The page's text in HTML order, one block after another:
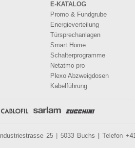
E-KATALOG
Promo & Fundgrube
Energieverteilung
Türsprechanlagen
Smart Home
Schalterprogramme
Netatmo pro
Plexo Abzweigdosen
Kabelführung
Industriestrasse 25 | 5033 Buchs | Telefon